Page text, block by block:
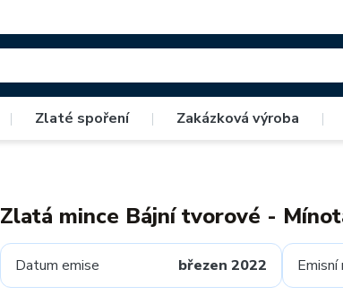
| Zlaté spoření | Zakázková výroba |
Zlatá mince Bájní tvorové -
Datum emise březen 2022 Emisní